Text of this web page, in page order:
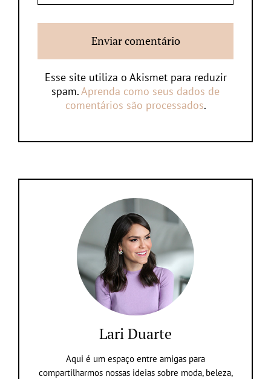
Esse site utiliza o Akismet para reduzir
spam.Aprenda como seus dados de
comentários são processados.
Lari Duarte
Aqui é um espaço entre amigas para
compartilharmos nossas ideias sobre moda, beleza,